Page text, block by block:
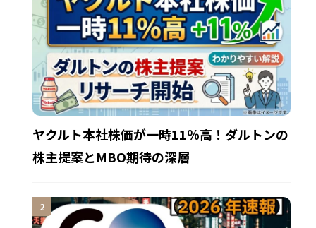
ヤクルト本社株価が一時11％高！ダルトンの
株主提案とMBO期待の深層